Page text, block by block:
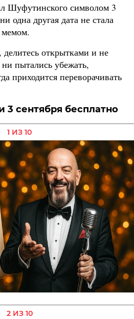
Шуфутинского символом 3
одна другая дата не стала
мемом.
открытками и не
пытались убежать,
приходится переворачивать
3 сентября бесплатно
1 ИЗ 10
2 ИЗ 10